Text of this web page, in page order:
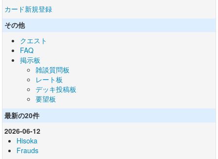
カード新規登録
その他
クエスト
FAQ
掲示板
雑談質問板
レート板
デッキ投稿板
要望板
最新の20件
2026-06-12
Hisoka
Frauds